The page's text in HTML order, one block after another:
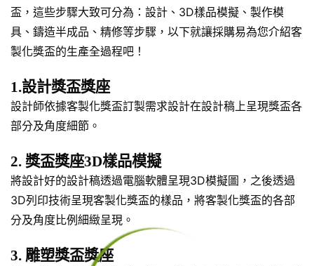
盃，這些步驟大致可分為：設計、3D樣品模擬、製作模
具、鑄造半成品、精修等步驟，以下就讓採購易為您介紹客
製化獎盃的生產全過程吧！
1.設計獎盃獎座
設計師依據客製化獎盃訂製需求設計在設計稿上呈現獎盃各
部分及角度細節。
2. 獎盃獎座3D樣品模擬
將設計好的設計稿透過電腦軟體呈現3D模擬圖，之後透過
3D列印技術呈現客製化獎盃的樣品，將客製化獎盃的各部
分及角度比例細緻呈現。
3. 雕塑獎盃獎座